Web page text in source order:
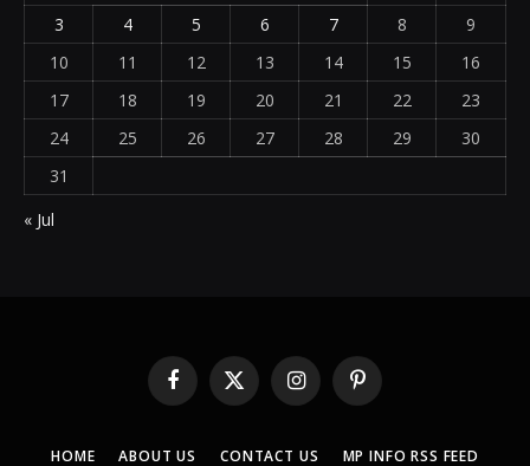
3
4 5 6 7 8
9
10
11 12 13 14 15
16
17
18 19 20 21 22
23
24
25 26 27 28 29
30
31
« Jul
Facebook
X
(Twitter)
InstagramPinterest
HOME ABOUT US CONTACT US MP INFO RSS FEED